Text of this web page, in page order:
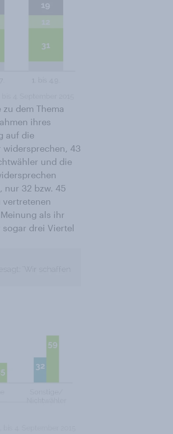
dem Thema
ihres
auf die
widersprechen, 43
und die
nur 32 bzw. 45
vertretenen
als ihr
drei Viertel